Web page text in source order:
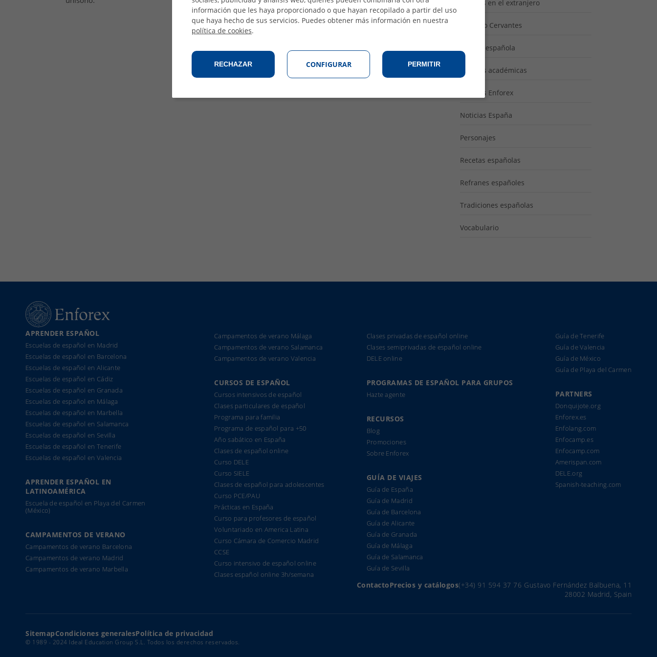
información que les haya proporcionado o que hayan recopilado a partir del uso
que haya hecho de sus servicios. Puedes obtener más información en nuestra
política de cookies.
RECHAZAR CONFIGURAR PERMITIR
Idiomas en el extranjero
Instituto Cervantes
Música española
Noticias académicas
Noticias Enforex
Noticias España
Personajes
Recetas españolas
Refranes españoles
Tradiciones españolas
Vocabulario
APRENDER ESPAÑOL
Escuelas de español en Madrid
Escuelas de español en Barcelona
Escuelas de español en Alicante
Escuelas de español en Cádiz
Escuelas de español en Granada
Escuelas de español en Málaga
Escuelas de español en Marbella
Escuelas de español en Salamanca
Escuelas de español en Sevilla
Escuelas de español en Tenerife
Escuelas de español en Valencia
APRENDER ESPAÑOL EN
LATINOAMÉRICA
Escuela de español en Playa del Carmen
(México)
CAMPAMENTOS DE VERANO
Campamentos de verano Barcelona
Campamentos de verano Madrid
Campamentos de verano Marbella
Campamentos de verano Málaga
Campamentos de verano Salamanca
Campamentos de verano Valencia
CURSOS DE ESPAÑOL
Cursos intensivos de español
Clases particulares de español
Programa para familia
Programa de español para +50
Año sabático en España
Clases de español online
Curso DELE
Curso SIELE
Clases de español para adolescentes
Curso PCE/PAU
Prácticas en España
Curso para profesores de español
Voluntariado en America Latina
Curso Cámara de Comercio Madrid
CCSE
Curso intensivo de español online
Clases español online 3h/semana
Clases privadas de español online
Clases semiprivadas de español online
DELE online
PROGRAMAS DE ESPAÑOL PARA GRUPOS
Hazte agente
RECURSOS
Blog
Promociones
Sobre Enforex
GUÍA DE VIAJES
Guía de España
Guía de Madrid
Guía de Barcelona
Guía de Alicante
Guía de Granada
Guía de Málaga
Guía de Salamanca
Guía de Sevilla
Guía de Tenerife
Guía de Valencia
Guía de México
Guía de Playa del Carmen
PARTNERS
Donquijote.org
Enforex.es
Enfolang.com
Enfocamp.es
Enfocamp.com
Amerispan.com
DELE.org
Spanish-teaching.com
ContactoPrecios y catálogos(+34) 91 594 37 76 Gustavo Fernández Balbuena, 11
28002 Madrid, Spain
SitemapCondiciones generalesPolítica de privacidad
© 1989 - 2024 Ideal Education Group S.L. Todos los derechos reservados.